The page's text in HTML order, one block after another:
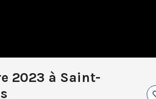
2023 à Saint-